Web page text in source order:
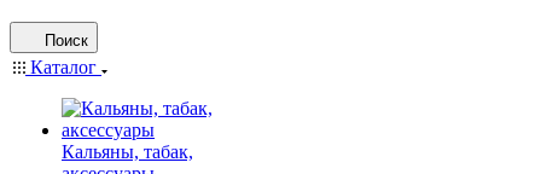
Поиск
Каталог
Кальяны, табак,